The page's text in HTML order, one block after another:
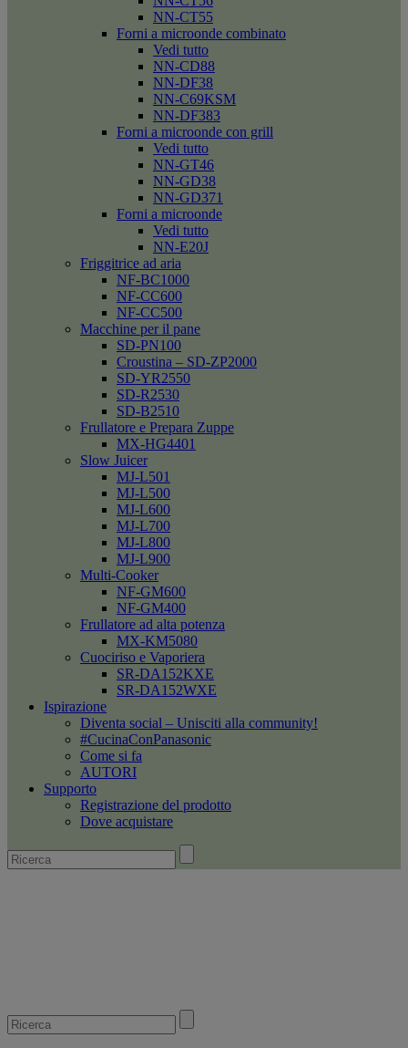
NN-CT55
Forni a microonde combinato
Vedi tutto
NN-CD88
NN-DF38
NN-C69KSM
NN-DF383
Forni a microonde con grill
Vedi tutto
NN-GT46
NN-GD38
NN-GD371
Forni a microonde
Vedi tutto
NN-E20J
Friggitrice ad aria
NF-BC1000
NF-CC600
NF-CC500
Macchine per il pane
SD-PN100
Croustina – SD-ZP2000
SD-YR2550
SD-R2530
SD-B2510
Frullatore e Prepara Zuppe
MX-HG4401
Slow Juicer
MJ-L501
MJ-L500
MJ-L600
MJ-L700
MJ-L800
MJ-L900
Multi-Cooker
NF-GM600
NF-GM400
Frullatore ad alta potenza
MX-KM5080
Cuociriso e Vaporiera
SR-DA152KXE
SR-DA152WXE
Ispirazione
Diventa social – Unisciti alla community!
#CucinaConPanasonic
Come si fa
AUTORI
Supporto
Registrazione del prodotto
Dove acquistare